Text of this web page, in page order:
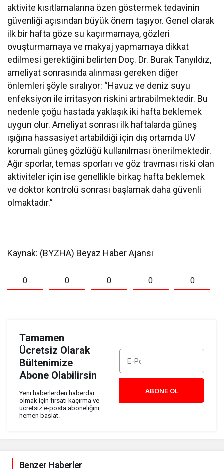
aktivite kısıtlamalarına özen göstermek tedavinin
güvenliği açısından büyük önem taşıyor. Genel olarak
ilk bir hafta göze su kaçırmamaya, gözleri
ovuşturmamaya ve makyaj yapmamaya dikkat
edilmesi gerektiğini belirten Doç. Dr. Burak Tanyıldız,
ameliyat sonrasında alınması gereken diğer
önlemleri şöyle sıralıyor: “Havuz ve deniz suyu
enfeksiyon ile irritasyon riskini artırabilmektedir. Bu
nedenle çoğu hastada yaklaşık iki hafta beklemek
uygun olur. Ameliyat sonrası ilk haftalarda güneş
ışığına hassasiyet artabildiği için dış ortamda UV
korumalı güneş gözlüğü kullanılması önerilmektedir.
Ağır sporlar, temas sporları ve göz travması riski olan
aktiviteler için ise genellikle birkaç hafta beklemek
ve doktor kontrolü sonrası başlamak daha güvenli
olmaktadır.”
Kaynak: (BYZHA) Beyaz Haber Ajansı
0 0 0 0 0
Tamamen
Ücretsiz Olarak
Bültenimize
Abone Olabilirsin
Yeni haberlerden haberdar
olmak için fırsatı kaçırma ve
ücretsiz e-posta aboneliğini
hemen başlat.
ABONE OL
Benzer Haberler